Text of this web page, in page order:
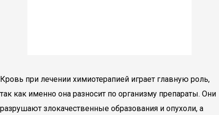
Кровь при лечении химиотерапией играет главную роль,
так как именно она разносит по организму препараты. Они
разрушают злокачественные образования и опухоли, а